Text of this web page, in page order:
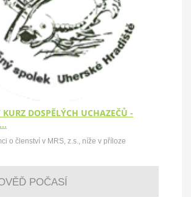
KURZ DOSPĚLÝCH UCHAZEČŮ -
o členství v MRS, z.s., níže v příloze
POČASÍ